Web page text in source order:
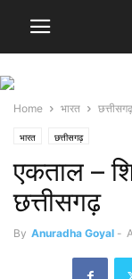
Home भारत छत्तीसगढ़
भारत छत्तीसगढ़
एकताल –
छत्तीसगढ़
By Anuradha Goyal -